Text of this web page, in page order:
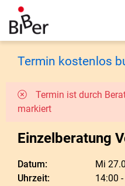
Termin kostenlos
Termin ist durch
markiert
Einzelberatung
Datum:
Mi
Uhrzeit:
14:00